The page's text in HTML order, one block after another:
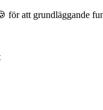
för att grundläggande